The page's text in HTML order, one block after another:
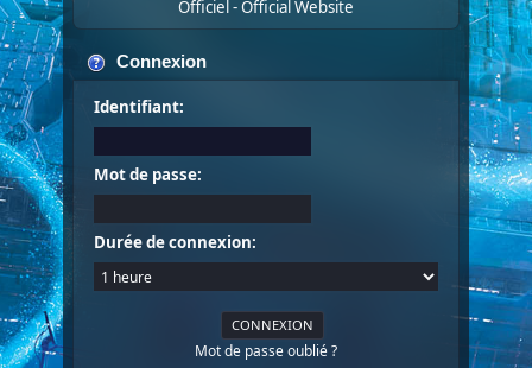
Officiel - Official Website
Connexion
Identifiant:
Mot de passe:
Durée de connexion:
Mot de passe oublié ?